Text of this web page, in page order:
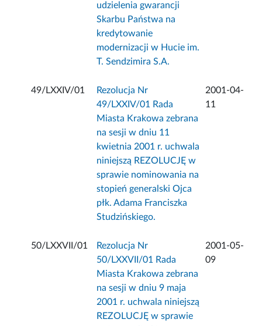
udzielenia gwarancji
Skarbu Państwa na
kredytowanie
modernizacji w Hucie im.
T. Sendzimira S.A.
49/LXXIV/01
Rezolucja Nr
49/LXXIV/01 Rada
Miasta Krakowa zebrana
na sesji w dniu 11
kwietnia 2001 r. uchwala
niniejszą REZOLUCJĘ w
sprawie nominowania na
stopień generalski Ojca
płk. Adama Franciszka
Studzińskiego.
2001-04-
11
50/LXXVII/01
Rezolucja Nr
50/LXXVII/01 Rada
Miasta Krakowa zebrana
na sesji w dniu 9 maja
2001 r. uchwala niniejszą
REZOLUCJĘ w sprawie
2001-05-
09